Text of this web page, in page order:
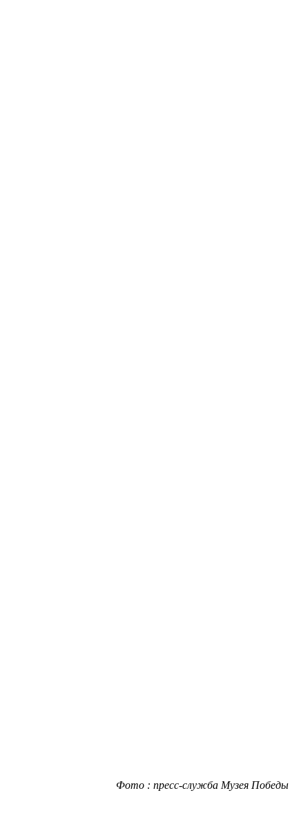
Фото : пресс-служба Музея Победы